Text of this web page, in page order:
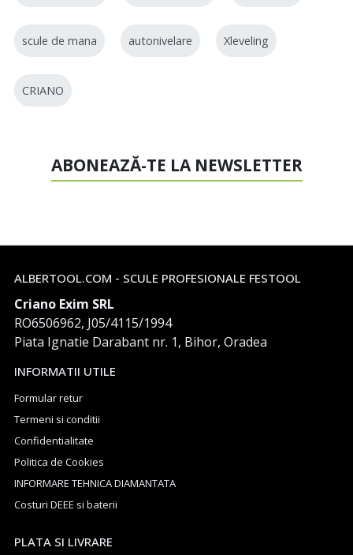
scule de mana autonivelare Xleveling
CRIANO
ABONEAZĂ-TE LA NEWSLETTER
ALBERTOOL.COM - SCULE PROFESIONALE FESTOOL
Criano Exim SRL
RO6506962, J05/4115/1994
Piata Ignatie Darabant nr. 1, Bihor, Oradea
INFORMATII UTILE
Formular retur
Termeni si conditii
Confidentialitate
Politica de Cookies
INFORMARE TEHNICA DIAMANTATA
Costuri DEEE si baterii
PLATA SI LIVRARE